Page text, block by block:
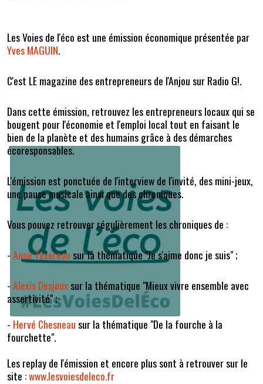
Les Voies de l'éco est une émission économique présentée par
Yves MAGUIN.
C'est LE magazine des entrepreneurs de l'Anjou sur Radio G!.
Dans cette émission, retrouvez les entrepreneurs locaux qui se
bougent pour l'économie et l'emploi local tout en faisant le
bien de la planète et des humains grâce à des démarches
écoresponsables.
L'émission est ponctuée de l'interview de l'invité, des mini-jeux,
une pause musicale ainsi que des chroniques.
Vous pouvez retrouver régulièrement les chroniques de :
-Anne Texereau sur la thématique "Je s'aime donc je suis" ;
-Alexis Desjeuxsur la thématique "Mieux vivre ensemble avec
assertivité" ;
- Hervé Chesneausur la thématique "De la fourche à la
fourchette".
Les replay de l'émission et encore plus sont à retrouver sur le
site :www.lesvoiesdeleco.fr